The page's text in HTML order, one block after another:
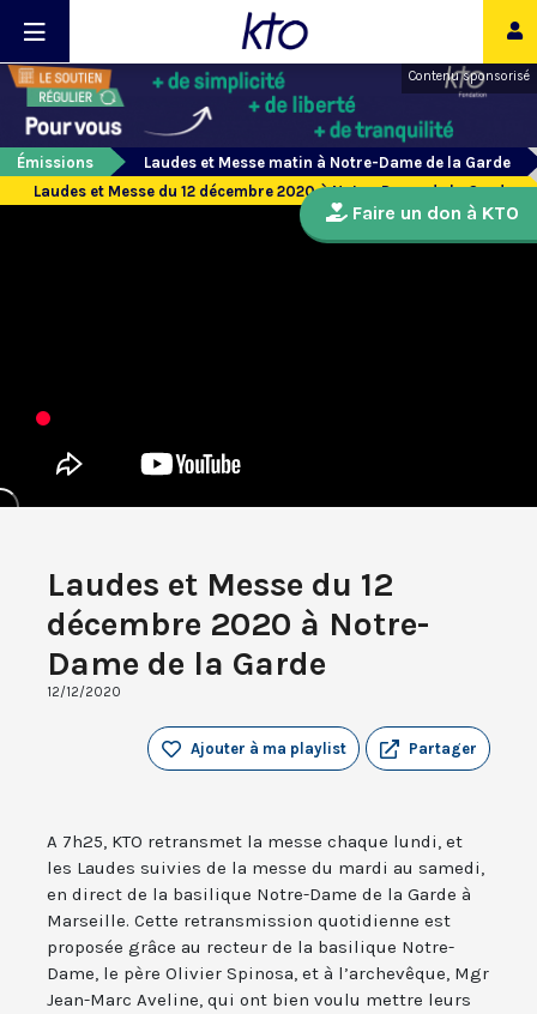
Contenu sponsorisé
Émissions
Laudes et Messe matin à Notre-Dame de la Garde
Laudes et Messe du 12 décembre 2020 à Notre-Dame de la Garde
Laudes et Messe du 12
décembre 2020 à Notre-
Dame de la Garde
12/12/2020
Partager
Ajouter à ma playlist
A 7h25, KTO retransmet la messe chaque lundi, et
les Laudes suivies de la messe du mardi au samedi,
en direct de la basilique Notre-Dame de la Garde à
Marseille. Cette retransmission quotidienne est
proposée grâce au recteur de la basilique Notre-
Dame, le père Olivier Spinosa, et à l’archevêque, Mgr
Jean-Marc Aveline, qui ont bien voulu mettre leurs
Faire un don à KTO